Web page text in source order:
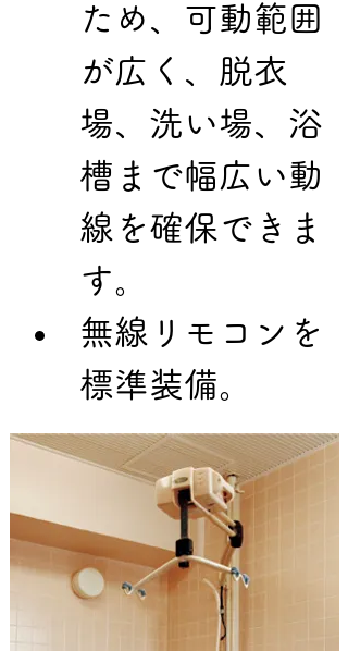
ため、可動範囲
が広く、脱衣
場、洗い場、浴
槽まで幅広い動
線を確保できま
す。
無線リモコンを
標準装備。